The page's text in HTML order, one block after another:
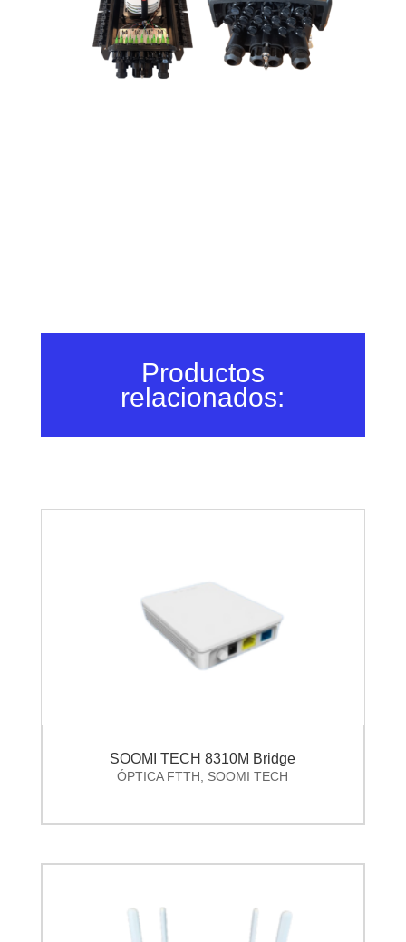
Productos
relacionados:
SOOMI TECH 8310M Bridge
ÓPTICA FTTH, SOOMI TECH